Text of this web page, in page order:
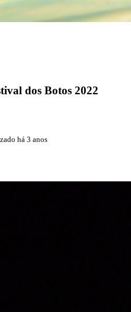
dos Botos 2022
há 3 anos